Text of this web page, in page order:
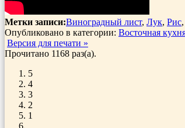
Метки записи:Виноградный лист, Лук, Рис,
Опубликовано в категории: Восточная
Версия для печати »
Прочитано 1168 раз(a).
5
4
3
2
1